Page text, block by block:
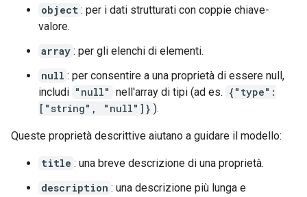
object : per i dati strutturati con coppie chiave-
valore.
array : per gli elenchi di elementi.
null : per consentire a una proprietà di essere null,
includi "null" nell'array di tipi (ad es. {"type":
["string", "null"]} ).
Queste proprietà descrittive aiutano a guidare il modello:
title : una breve descrizione di una proprietà.
description : una descrizione più lunga e